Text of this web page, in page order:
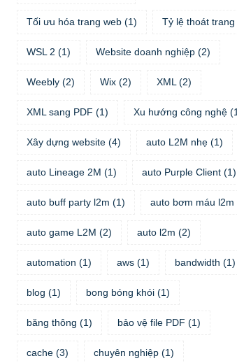
Tối ưu hóa trang web (1) Tỷ lệ thoát trang
WSL 2 (1) Website doanh nghiệp (2)
Weebly (2) Wix (2) XML (2)
XML sang PDF (1) Xu hướng công nghệ (1
Xây dựng website (4) auto L2M nhẹ (1)
auto Lineage 2M (1) auto Purple Client (1)
auto buff party l2m (1) auto bơm máu l2m
auto game L2M (2) auto l2m (2)
automation (1) aws (1) bandwidth (1)
blog (1) bong bóng khói (1)
băng thông (1) bảo vệ file PDF (1)
cache (3) chuyên nghiệp (1)